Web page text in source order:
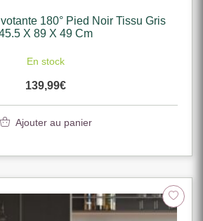
180° Pied Noir Tissu Gris
X 89 X 49 Cm
En stock
139,99€
Ajouter au panier